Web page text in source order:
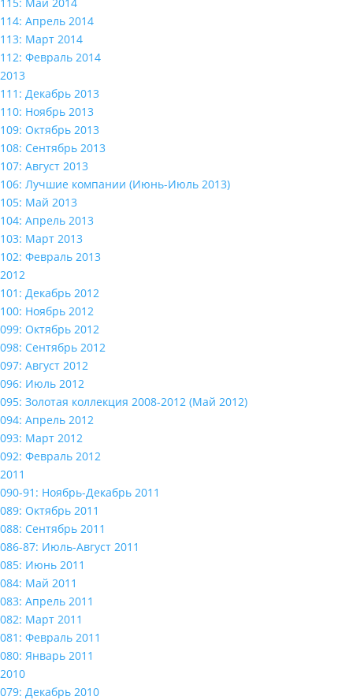
114: Апрель 2014
113: Март 2014
112: Февраль 2014
2013
111: Декабрь 2013
110: Ноябрь 2013
109: Октябрь 2013
108: Сентябрь 2013
107: Август 2013
106: Лучшие компании (Июнь-Июль 2013)
105: Май 2013
104: Апрель 2013
103: Март 2013
102: Февраль 2013
2012
101: Декабрь 2012
100: Ноябрь 2012
099: Октябрь 2012
098: Сентябрь 2012
097: Август 2012
096: Июль 2012
095: Золотая коллекция 2008-2012 (Май 2012)
094: Апрель 2012
093: Март 2012
092: Февраль 2012
2011
090-91: Ноябрь-Декабрь 2011
089: Октябрь 2011
088: Сентябрь 2011
086-87: Июль-Август 2011
085: Июнь 2011
084: Май 2011
083: Апрель 2011
082: Март 2011
081: Февраль 2011
080: Январь 2011
2010
079: Декабрь 2010